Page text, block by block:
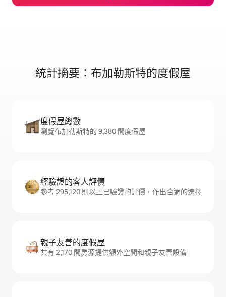
統計摘要：布加勒斯特的度假屋
度假屋總數
瀏覽布加勒斯特的 9,380 間度假屋
經驗證的客人評價
參考 295,120 則以上已驗證的評價，作出合適的選擇
親子友善的度假屋
共有 2,170 間房源提供額外空間和親子友善設備